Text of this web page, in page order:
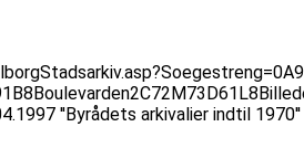
''Byrådets arkivalier indtil